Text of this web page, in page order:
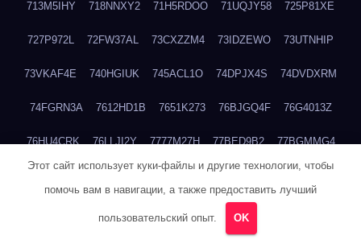
713M5IHY 718NNXY2 71H5RDOO 71UQJY58 725P81XE
727P972L 72FW37AL 73CXZZM4 73IDZEWO 73UTNHIP
73VKAF4E 740HGIUK 745ACL1O 74DPJX4S 74DVDXRM
74FGRN3A 7612HD1B 7651K273 76BJGQ4F 76G4013Z
76HU4CRK 76LLJI2Y 7777M27H 77BED9B2 77BGMMG4
77TABW20 780FZHSV 78Q29S80
Этот сайт использует куки-файлы и другие технологии, чтобы
помочь вам в навигации, а также предоставить лучший
пользовательский опыт. OK